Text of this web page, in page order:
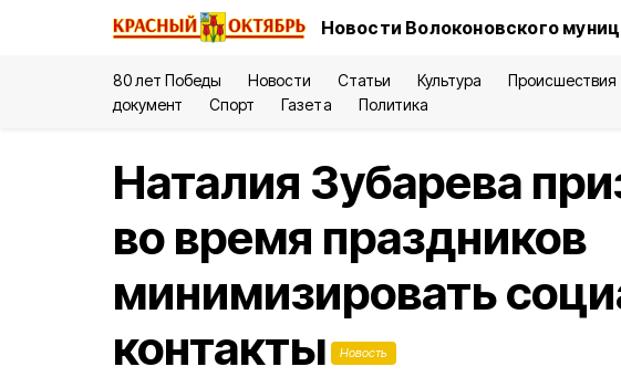
Новости Волоконовского
80 лет Победы Новости Статьи Культура Происшествия
документ
Спорт Газета Политика
Наталия Зубарева
во время праздников
минимизировать
контакты
Новость